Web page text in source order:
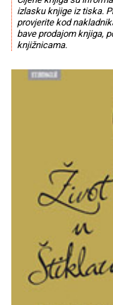
izlasku knjige iz tiska.
provjerite kod
bave prodajom knjiga,
knjižnicama.